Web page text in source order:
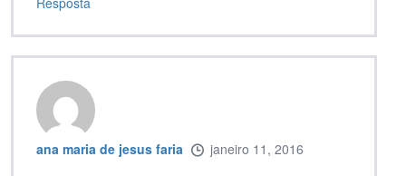
ana maria de jesus faria janeiro 11, 2016